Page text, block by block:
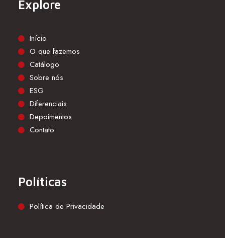
Explore
Início
O que fazemos
Catálogo
Sobre nós
ESG
Diferenciais
Depoimentos
Contato
Políticas
Política de Privacidade